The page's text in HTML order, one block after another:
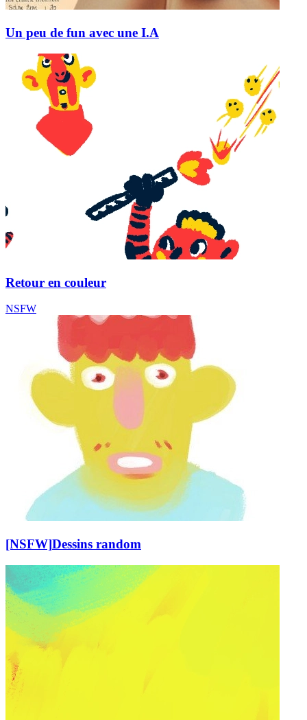
Un peu de fun avec une I.A
Retour en couleur
NSFW
[NSFW]Dessins random